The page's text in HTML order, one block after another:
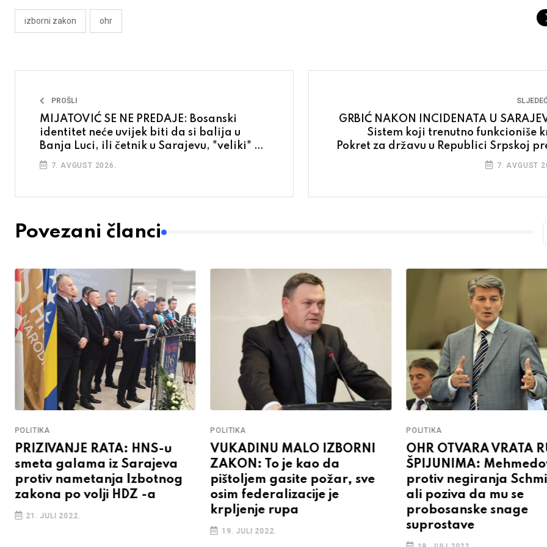
izborni zakon ohr
PROŠLI
MIJATOVIĆ SE NE PREDAJE: Bosanski
identitet neće uvijek biti da si balija u
Banja Luci, ili četnik u Sarajevu, "veliki" ne
razumiju šta je komšija
7. AVGUST 2026.
GRBIĆ NAKON INCIDENATA U
Sistem koji trenutno funkcioniše
Pokret za državu u Republici Srpskoj
će se na cijelu Bosnu i
7. AVGUST
Povezani članci
POLITIKA
PRIZIVANJE RATA: HNS-u
smeta galama iz Sarajeva
protiv nametanja Izbotnog
zakona po volji HDZ -a
21. JULI 2022.
POLITIKA
VUKADINU MALO IZBORNI
ZAKON: To je kao da
pištoljem gasite požar, sve
osim federalizacije je
krpljenje rupa
19. JULI 2022.
POLITIKA
OHR OTVARA VRATA
ŠPIJUNIMA:
protiv negiranja
ali poziva da mu se
probosanske snage
suprostave